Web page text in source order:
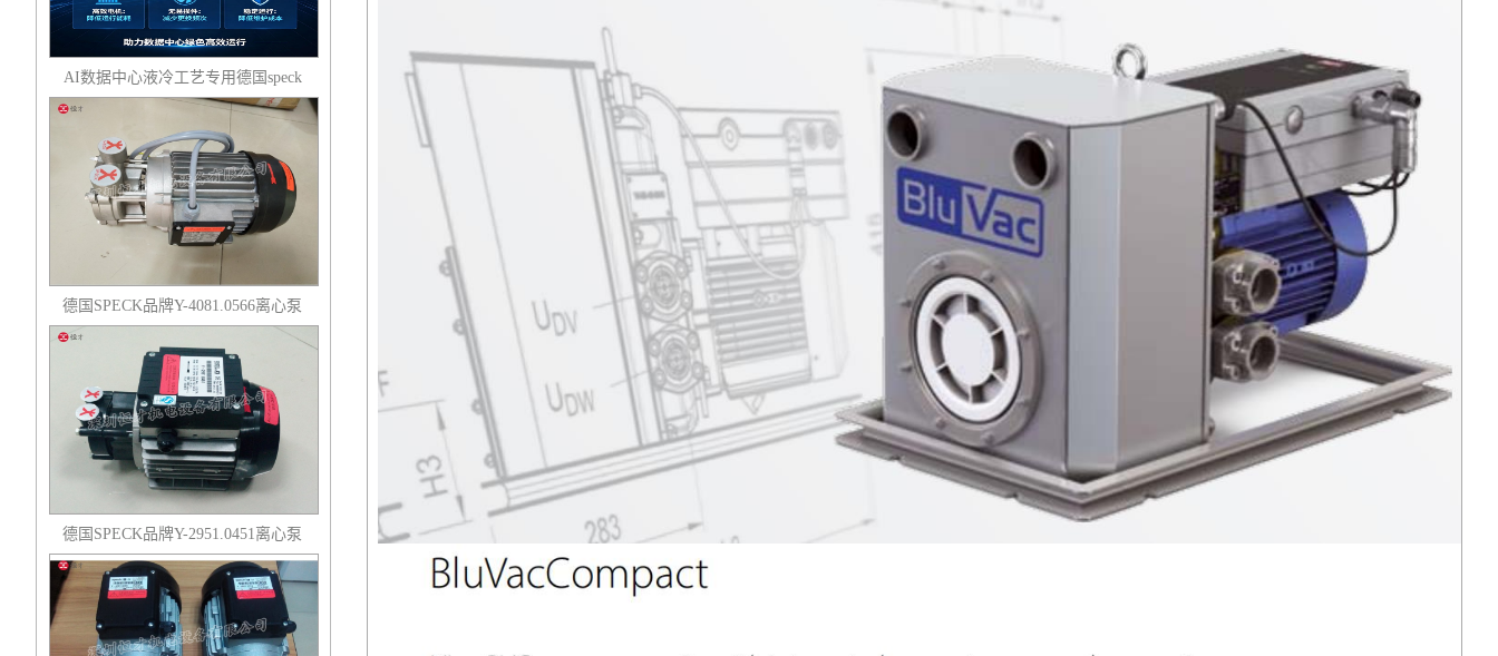
AI数据中心液冷工艺专用德国speck
品牌无泄露磁力泵
德国SPECK品牌Y-4081.0566离心泵
液冷工艺离心泵 电子氟化液用
德国SPECK品牌Y-2951.0451离心泵
塑胶泵头离心泵 耐温